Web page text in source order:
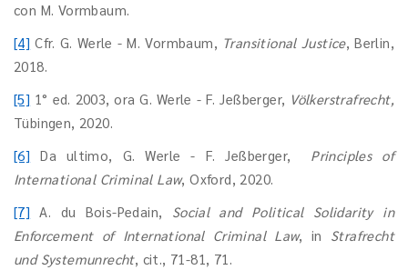
con M. Vormbaum.
[4] Cfr. G. Werle - M. Vormbaum, Transitional Justice, Berlin,
2018.
[5] 1° ed. 2003, ora G. Werle - F. Jeßberger, Völkerstrafrecht,
Tübingen, 2020.
[6] Da ultimo, G. Werle - F. Jeßberger, Principles of
International Criminal Law, Oxford, 2020.
[7] A. du Bois-Pedain, Social and Political Solidarity in
Enforcement of International Criminal Law, in Strafrecht
und Systemunrecht, cit., 71-81, 71.